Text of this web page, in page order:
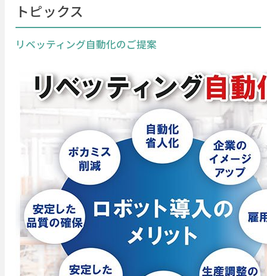
トピックス
リベッティング自動化のご提案